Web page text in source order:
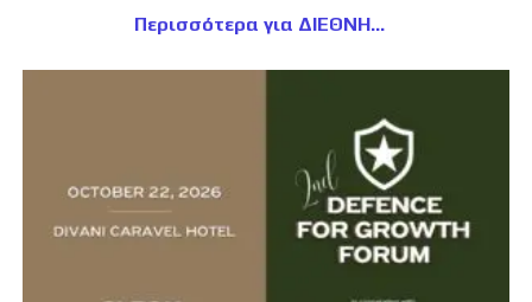
Περισσότερα για ΔΙΕΘΝΗ